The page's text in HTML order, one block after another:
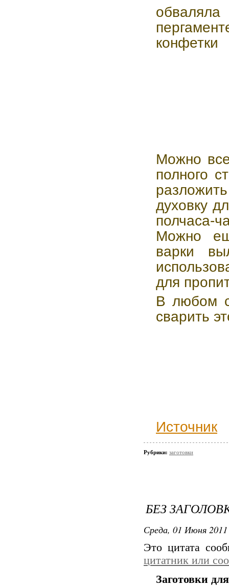
конфетки
Можно
полного
духовку
полчаса-
Можно
варки
для
В любом
сварить
Источник
Рубрики: заготовки
БЕЗ
Среда, 01 Июня
Это цитата
цитатник или
Заготовки